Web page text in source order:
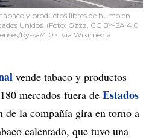
y productos libres de humo en
Unidos. (Foto: Gzzz, CC BY-SA 4.0
by-sa/4.0>, via Wikimedia
vende tabaco y productos
mercados fuera de Estados
de la compañía gira en torno a
calentado, que tuvo una